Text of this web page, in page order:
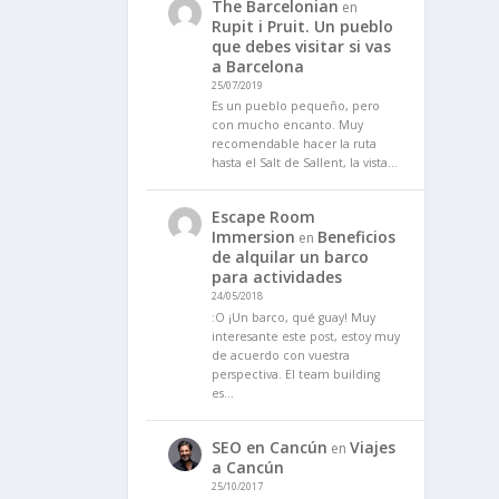
The Barcelonian en
Rupit i Pruit. Un pueblo
que debes visitar si vas
a Barcelona
25/07/2019
Es un pueblo pequeño, pero
con mucho encanto. Muy
recomendable hacer la ruta
hasta el Salt de Sallent, la vista…
Escape Room
Immersion en Beneficios
de alquilar un barco
para actividades
24/05/2018
:O ¡Un barco, qué guay! Muy
interesante este post, estoy muy
de acuerdo con vuestra
perspectiva. El team building
es…
SEO en Cancún en Viajes
a Cancún
25/10/2017